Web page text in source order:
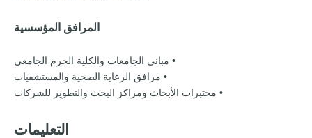
المرافق المؤسسية
• مباني الجامعات والكلية الحرم الجامعي
• مرافق الرعاية الصحية والمستشفيات
• مختبرات الأبحاث ومراكز البحث والتطوير للشركات
التعليمات